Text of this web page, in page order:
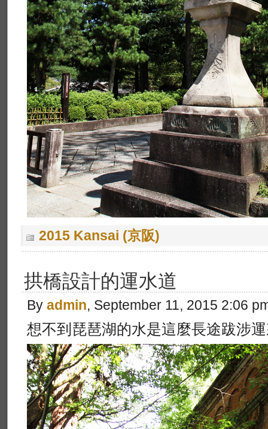
2015 Kansai (京阪)
拱橋設計的運水道
By admin, September 11, 2015 2:06
想不到琵琶湖的水是這麼長途跋涉